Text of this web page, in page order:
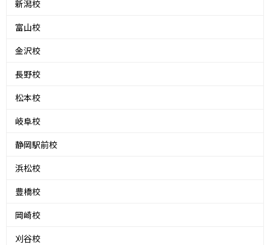
新潟校
富山校
金沢校
長野校
松本校
岐阜校
静岡駅前校
浜松校
豊橋校
岡崎校
刈谷校